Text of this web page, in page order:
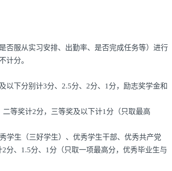
否服从实习安排、出勤率、是否完成任务等）进行
计分。
以下分别计3分、2.5分、2分、1分，励志奖学金和
等奖计2分，三等奖及以下计1分（只取最高
学生（三好学生）、优秀学生干部、优秀共产党
分、1.5分、1分（只取一项最高分，优秀毕业生与